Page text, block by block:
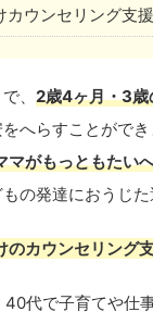
カウンセリング支
、 2歳4ヶ月・3歳
へらすことができ
がもっともたい
の発達におうじ
のカウンセリング
40代で子育てや仕